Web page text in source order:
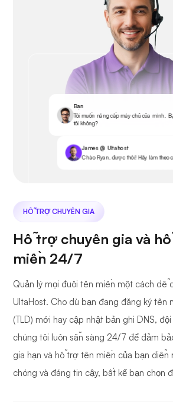
Bạn
Tôi muốn nâng cấp máy chủ của mình.
tôi không?
James @ Ultahost
Chào Ryan, được thôi! Hãy làm theo
HỖ TRỢ CHUYÊN GIA
Hỗ trợ chuyên gia và
miền 24/7
Quản lý mọi đuôi tên miền một cách dễ
UltaHost. Cho dù bạn đang đăng ký tên
(TLD) mới hay cập nhật bản ghi DNS,
chúng tôi luôn sẵn sàng 24/7 để đảm
gia hạn và hỗ trợ tên miền của bạn diễn
chóng và đáng tin cậy, bất kể bạn chọn